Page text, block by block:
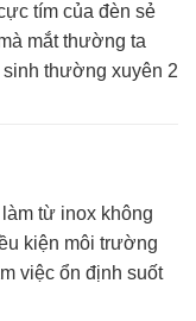
tím của đèn sẻ
mắt thường ta
thường xuyên 2
từ inox không
kiện môi trường
việc ổn định suốt